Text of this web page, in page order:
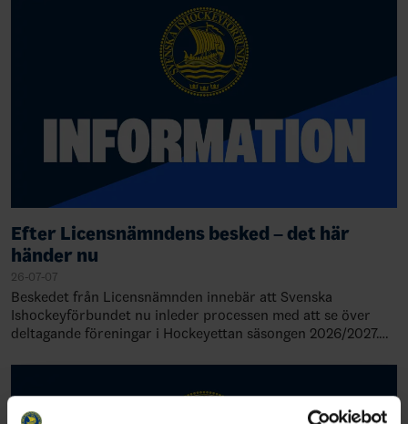
Efter Licensnämndens besked – det här
händer nu
26-07-07
Beskedet från Licensnämnden innebär att Svenska
Ishockeyförbundet nu inleder processen med att se över
deltagande föreningar i Hockeyettan säsongen 2026/2027.